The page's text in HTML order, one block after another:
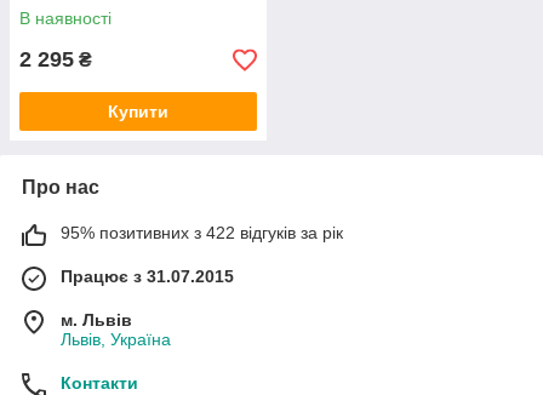
В наявності
2 295 ₴
Купити
Про нас
95% позитивних з 422 відгуків за рік
Працює з 31.07.2015
м. Львів
Львів, Україна
Контакти